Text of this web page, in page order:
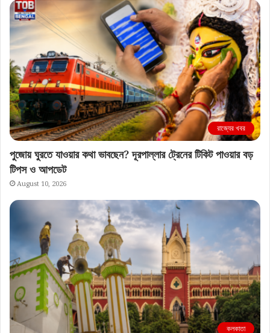
রাজ্যের খবর
পুজোয় ঘুরতে যাওয়ার কথা ভাবছেন? দূরপাল্লার ট্রেনের টিকিট পাওয়ার বড়
টিপস ও আপডেট
August 10, 2026
কলকাতা